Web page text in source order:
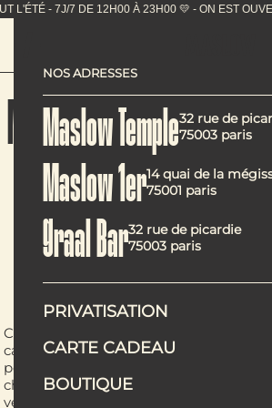
NOS ADRESSES
Maslow Temple32 rue de
75003 paris
Maslow 1er14 quai de la
75001 paris
Graal Bar32 rue de picardie
75003 paris
PRIVATISATION
CARTE CADEAU
BOUTIQUE
Maslow Temple :
et cuisine
de midi à 23h
Chez
le
cadre . Toute la semaine, le restaurant
portes
chaquedimanche, c’est l’occasion de
végétarien maison